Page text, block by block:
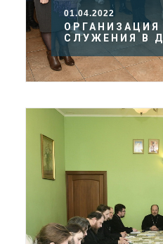
01.04.2022
СЛУЖЕНИЯ В